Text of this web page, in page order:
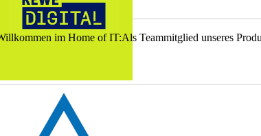
im Home of IT:Als Teammitglied unseres